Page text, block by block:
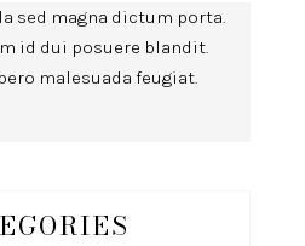
sed magna dictum porta.
id dui posuere blandit.
malesuada feugiat.